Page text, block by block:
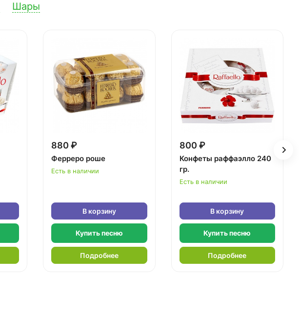
Шары
880 ₽
Ферреро роше
Есть в наличии
В корзину
Купить песню
Подробнее
800 ₽
Конфеты раффаэлло 240
гр.
Есть в наличии
В корзину
Купить песню
Подробнее